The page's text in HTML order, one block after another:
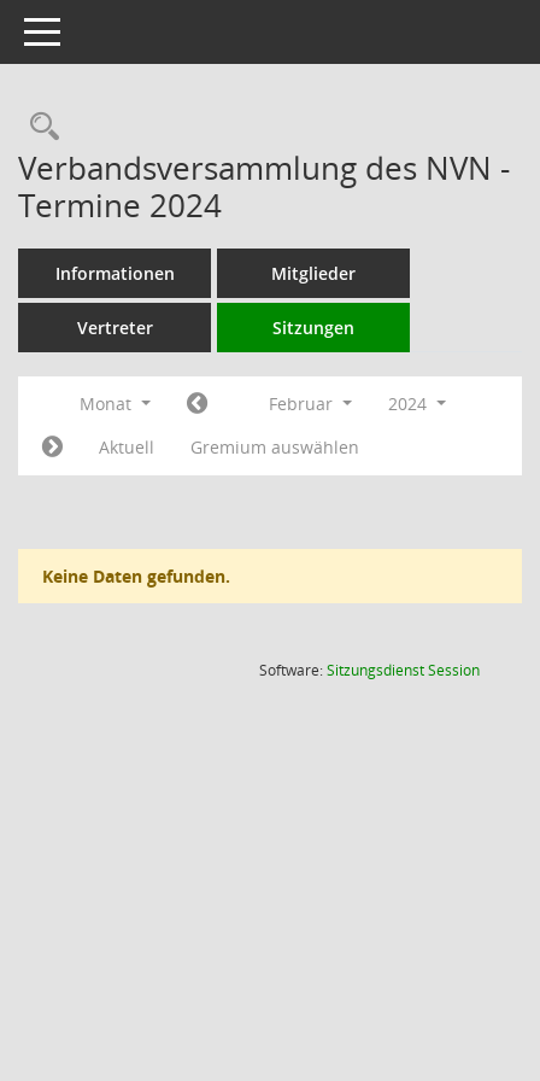
Toggle navigation
Rechercheauswahl
Verbandsversammlung des NVN -
Termine 2024
Informationen Mitglieder
Vertreter Sitzungen
Monat Februar
2024
Aktuell
Gremium auswählen
Keine Daten gefunden.
Software:SitzungsdienstSession(Wird in